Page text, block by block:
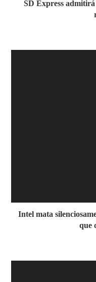
SD Express
Intel mata
que